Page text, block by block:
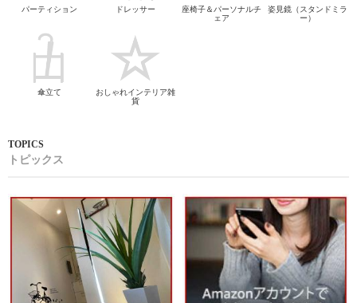
パーティション ドレッサー
座椅子＆パーソナルチ
ェア
姿見鏡（スタンドミラ
ー）
傘立て
おしゃれインテリア雑
貨
トピックス